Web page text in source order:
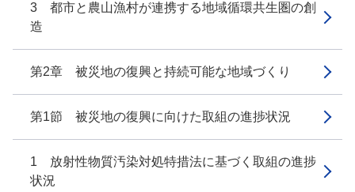
3 都市と農山漁村が連携する地域循環共生圏の創
造
第2章 被災地の復興と持続可能な地域づくり
第1節 被災地の復興に向けた取組の進捗状況
1 放射性物質汚染対処特措法に基づく取組の進捗
状況